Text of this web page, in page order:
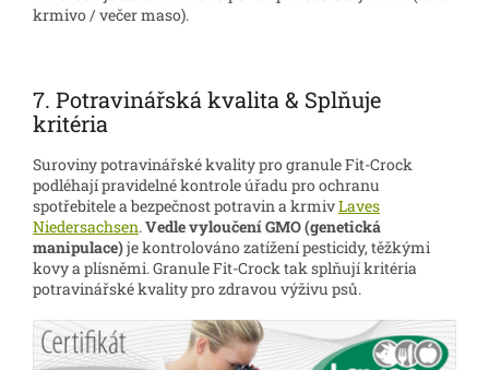
krmivo / večer maso).
7. Potravinářská kvalita & Splňuje
kritéria
Suroviny potravinářské kvality pro granule Fit-Crock
podléhají pravidelné kontrole úřadu pro ochranu
spotřebitele a bezpečnost potravin a krmivLaves
Niedersachsen. Vedle vyloučení GMO (genetická
manipulace)je kontrolováno zatížení pesticidy, těžkými
kovy a plísněmi. Granule Fit-Crock tak splňují kritéria
potravinářské kvality pro zdravou výživu psů.